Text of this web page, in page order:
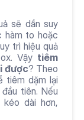
sẽ dần suy
hàm to hoặc
trì hiệu quả
Vậy tiêm
được? Theo
tiêm dặm lại
tiên. Nếu
dài hơn,